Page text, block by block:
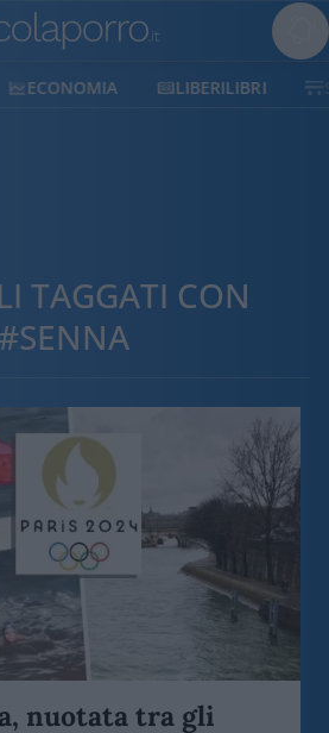
SHOP SOSTIENICI
TAGGATI CON
#SENNA
nuotata tra gli